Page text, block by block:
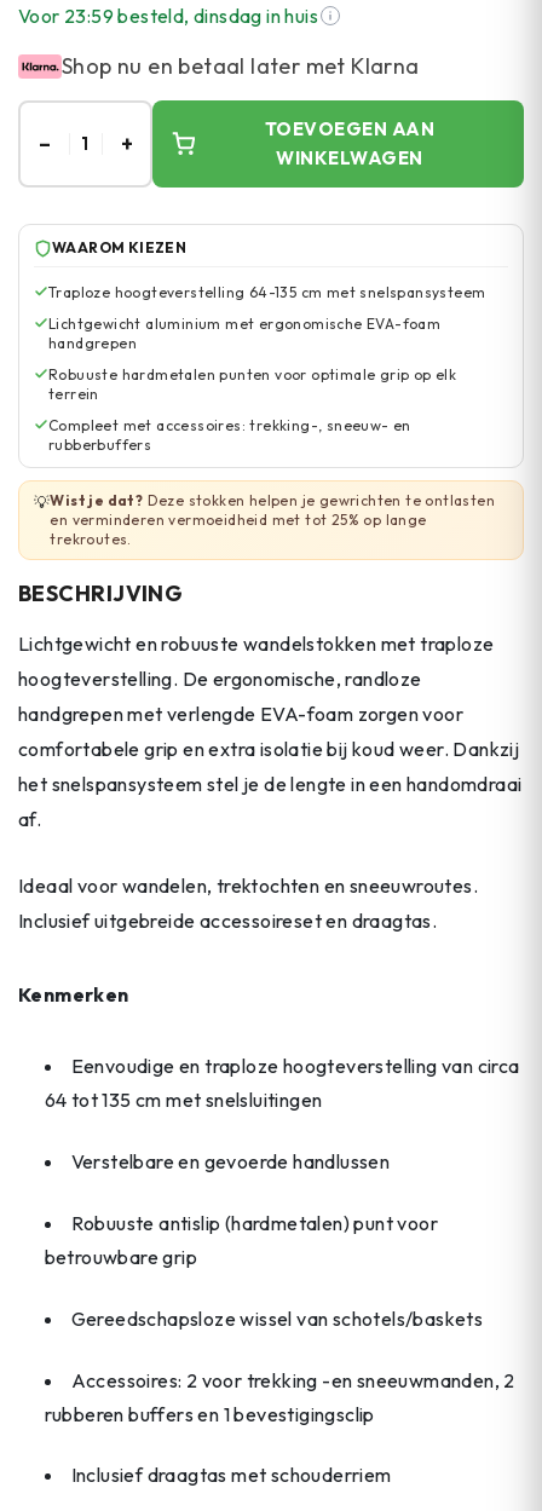
Voor 23:59 besteld, dinsdag in huis
Shop nu en betaal later met Klarna
– 1 +
TOEVOEGEN AAN
WINKELWAGEN
WAAROM KIEZEN
Traploze hoogteverstelling 64-135 cm met snelspansysteem
Lichtgewicht aluminium met ergonomische EVA-foam
handgrepen
Robuuste hardmetalen punten voor optimale grip op elk
terrein
Compleet met accessoires: trekking-, sneeuw- en
rubberbuffers
💡Wist je dat? Deze stokken helpen je gewrichten te ontlasten
en verminderen vermoeidheid met tot 25% op lange
trekroutes.
BESCHRIJVING
Lichtgewicht en robuuste wandelstokken met traploze
hoogteverstelling. De ergonomische, randloze
handgrepen met verlengde EVA-foam zorgen voor
comfortabele grip en extra isolatie bij koud weer. Dankzij
het snelspansysteem stel je de lengte in een handomdraai
af.
Ideaal voor wandelen, trektochten en sneeuwroutes.
Inclusief uitgebreide accessoireset en draagtas.
Kenmerken
Eenvoudige en traploze hoogteverstelling van circa
64 tot 135 cm met snelsluitingen
Verstelbare en gevoerde handlussen
Robuuste antislip (hardmetalen) punt voor
betrouwbare grip
Gereedschapsloze wissel van schotels/baskets
Accessoires: 2 voor trekking -en sneeuwmanden, 2
rubberen buffers en 1 bevestigingsclip
Inclusief draagtas met schouderriem